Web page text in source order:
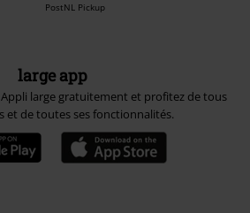
PostNL Pickup
large app
large gratuitement et profitez de tous
et de toutes ses fonctionnalités.